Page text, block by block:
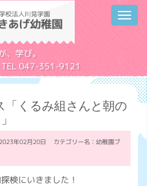
、学び。
047-351-9121
「くるみ組さんと朝の
年02月20日 カテゴリー名： 幼稚園ブ
検にいきました！